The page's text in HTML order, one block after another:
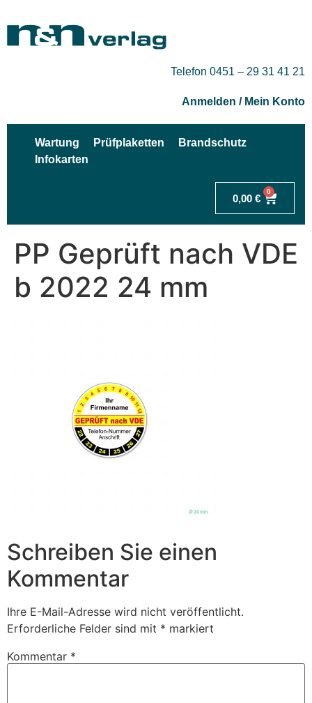
Telefon 0451 – 29 31 41 21
Anmelden / Mein Konto
Wartung Prüfplaketten
Brandschutz
Infokarten
0,00 €
0
PP Geprüft nach VDE
b 2022 24 mm
Schreiben Sie einen
Kommentar
Ihre E-Mail-Adresse wird nicht veröffentlicht.
Erforderliche Felder sind mit * markiert
Kommentar *